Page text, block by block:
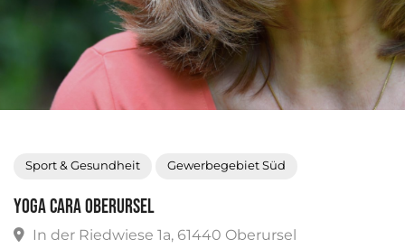
Sport & Gesundheit